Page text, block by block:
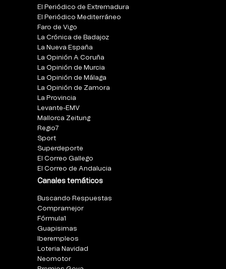
El Periódico de Extremadura
El Periódico Mediterráneo
Faro de Vigo
La Crónica de Badajoz
La Nueva España
La Opinión A Coruña
La Opinión de Murcia
La Opinión de Málaga
La Opinión de Zamora
La Provincia
Levante-EMV
Mallorca Zeitung
Regio7
Sport
Superdeporte
El Correo Gallego
El Correo de Andalucia
Canales temáticos
Buscando Respuestas
Compramejor
Fórmula1
Guapisimas
Iberempleos
Loteria Navidad
Neomotor